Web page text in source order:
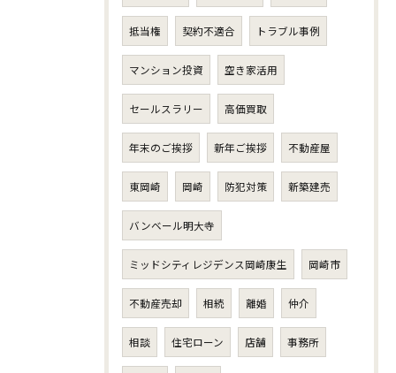
抵当権 契約不適合 トラブル事例
マンション投資 空き家活用
セールスラリー 高価買取
年末のご挨拶 新年ご挨拶 不動産屋
東岡崎 岡崎 防犯対策 新築建売
バンベール明大寺
ミッドシティレジデンス岡崎康生 岡崎市
不動産売却 相続 離婚 仲介
相談 住宅ローン 店舗 事務所